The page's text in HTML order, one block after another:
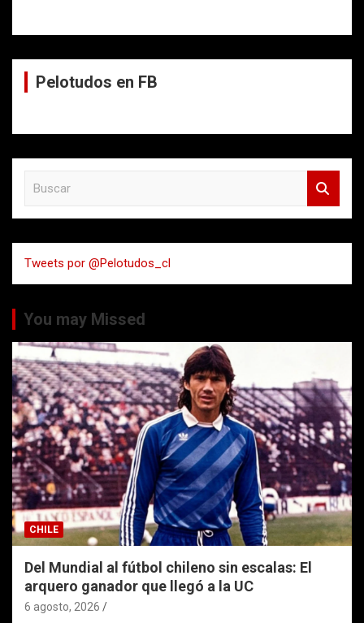
Pelotudos en FB
a
r
Tweets por @Pelotudos_cl
You may Missed
CHILE
Del Mundial al fútbol chileno sin escalas: El
arquero ganador que llegó a la UC
6 agosto, 2026